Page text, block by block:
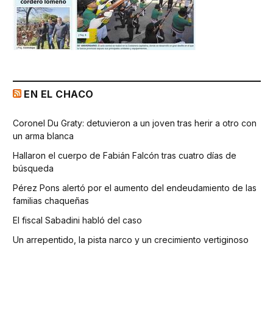
EN EL CHACO
Coronel Du Graty: detuvieron a un joven tras herir a otro con
un arma blanca
Hallaron el cuerpo de Fabián Falcón tras cuatro días de
búsqueda
Pérez Pons alertó por el aumento del endeudamiento de las
familias chaqueñas
El fiscal Sabadini habló del caso
Un arrepentido, la pista narco y un crecimiento vertiginoso